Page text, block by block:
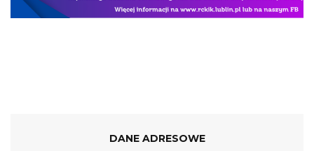
DANE ADRESOWE